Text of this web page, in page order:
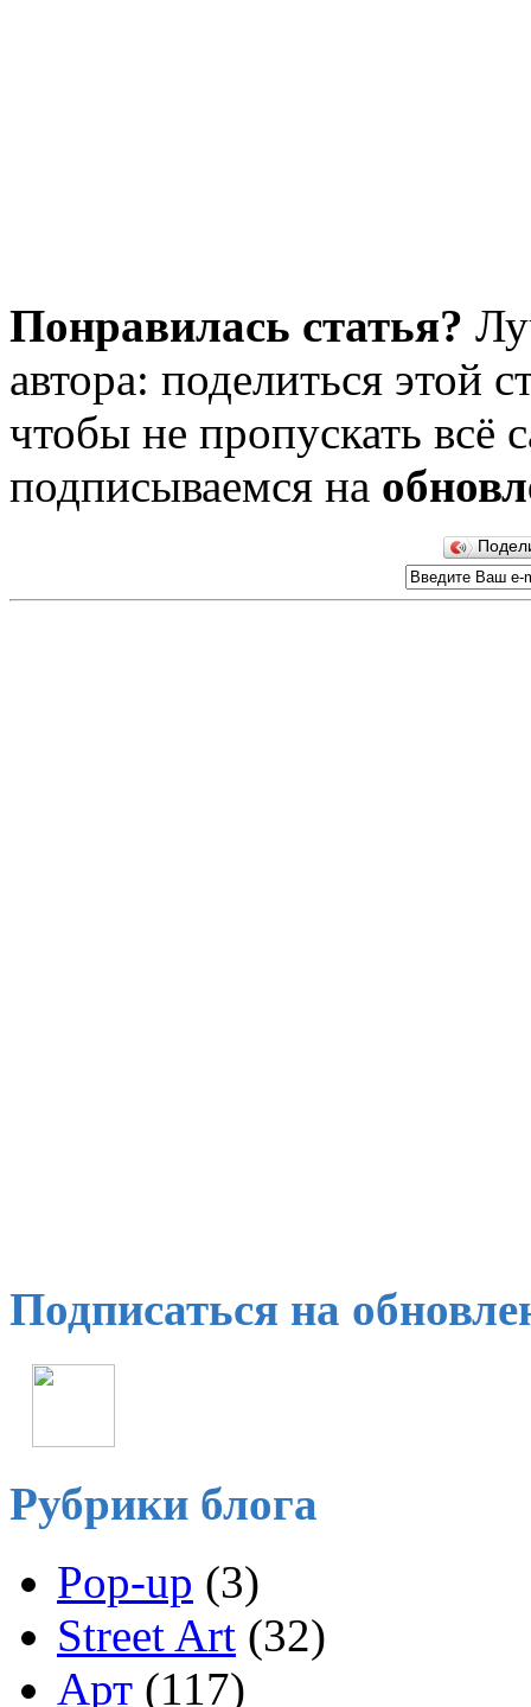
Понравилась статья?
автора: поделиться этой
чтобы не пропускать всё
подписываемся на
Подписаться на
Рубрики блога
Pop-up (3)
Street Art (32)
Арт (117)